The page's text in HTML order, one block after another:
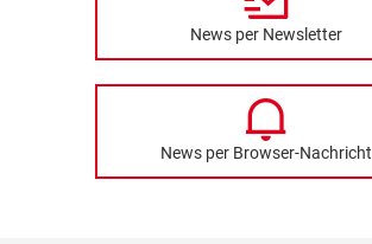
News per Newsletter
News per Browser-Nachricht